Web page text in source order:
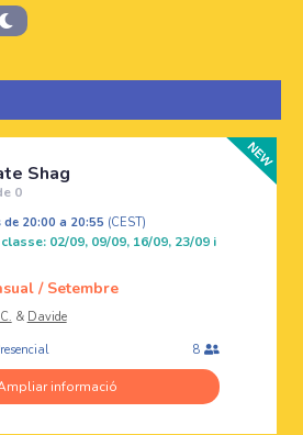
Shag
0
de 20:00 a 20:55 (CEST)
02/09, 09/09, 16/09, 23/09 i
/ Setembre
& Davide
8
informació